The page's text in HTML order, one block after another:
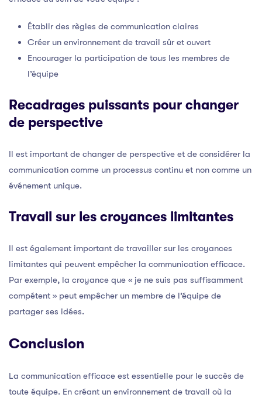
Établir des règles de communication claires
Créer un environnement de travail sûr et ouvert
Encourager la participation de tous les membres de
l’équipe
Recadrages puissants pour changer
de perspective
Il est important de changer de perspective et de considérer la
communication comme un processus continu et non comme un
événement unique.
Travail sur les croyances limitantes
Il est également important de travailler sur les croyances
limitantes qui peuvent empêcher la communication efficace.
Par exemple, la croyance que « je ne suis pas suffisamment
compétent » peut empêcher un membre de l’équipe de
partager ses idées.
Conclusion
La communication efficace est essentielle pour le succès de
toute équipe. En créant un environnement de travail où la